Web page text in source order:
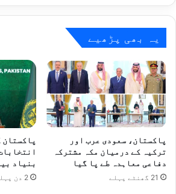
یہ بھی پڑھیے
پاکستان، سعودی عرب اور
ترکیہ کے درمیان مکہ مشترکہ
دفاعی معاہدہ طے پا گیا
21 گھنٹے پہلے
پاکستان
بنیاد
2 دن پہلے